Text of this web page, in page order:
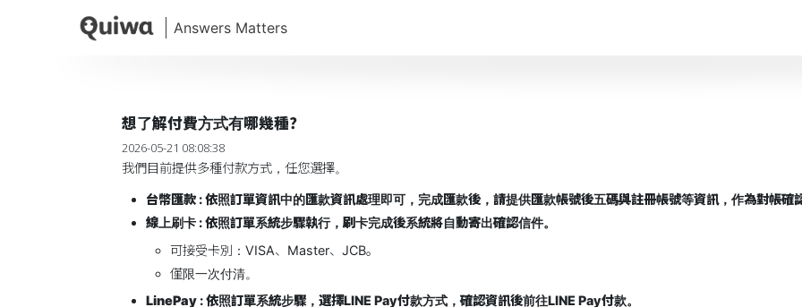
想了解付費方式有哪幾種？
2026-05-21 08:08:38
我們目前提供多種付款方式，任您選擇。
台幣匯款 : 依照訂單資訊中的匯款資訊處理即可，完成匯款後，請提供匯款帳號後五碼與註冊帳號等資訊，作為對帳確
線上刷卡 : 依照訂單系統步驟執行，刷卡完成後系統將自動寄出確認信件。
可接受卡別：VISA、Master、JCB。
僅限一次付清。
LinePay : 依照訂單系統步驟，選擇LINE Pay付款方式，確認資訊後前往LINE Pay付款。